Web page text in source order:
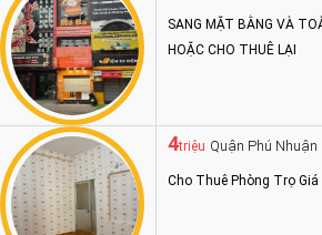
SANG MẶT BẰNG VÀ
HOẶC CHO THUÊ LẠI
4triệu Quận Phú Nhuận
Cho Thuê Phòng Trọ Giá